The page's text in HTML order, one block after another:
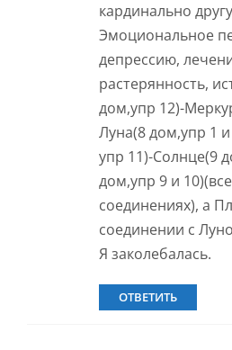
кардинально
Эмоциональное
депрессию,
растерянность,
дом,упр 12)-
Луна(8 дом,упр 1
упр 11)-Солнце(9
дом,упр 9 и
соединениях), а
соединении с
Я заколебалась.
ОТВЕТИТЬ